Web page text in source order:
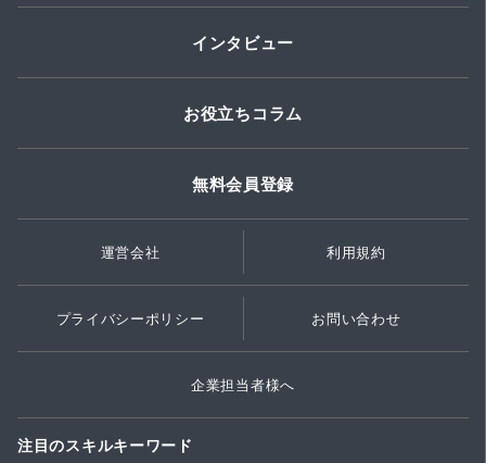
インタビュー
お役立ちコラム
無料会員登録
運営会社 利用規約
プライバシーポリシー お問い合わせ
企業担当者様へ
注目のスキルキーワード